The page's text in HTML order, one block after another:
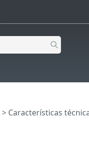
> Características